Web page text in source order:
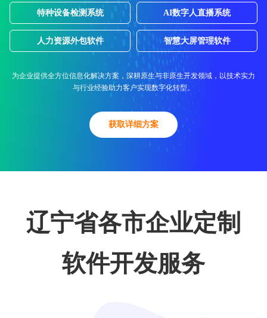
特种设备检测系统 AI数字人直播系统
人力资源外包软件 智慧大屏管理软件
为企业提供全方位信息化解决方案，深耕原生与非原生开发领域，以技术实力
与行业经验助力客户实现数字化转型。
获取详细方案
辽宁省各市企业定制
软件开发服务